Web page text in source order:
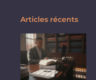
Articles récents